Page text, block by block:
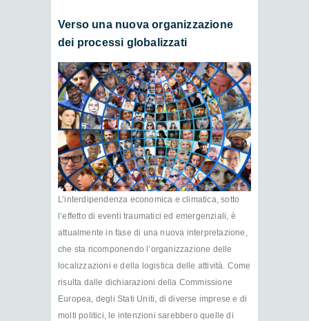
Verso una nuova organizzazione
dei processi globalizzati
L’interdipendenza economica e climatica, sotto
l’effetto di eventi traumatici ed emergenziali, è
attualmente in fase di una nuova interpretazione,
che sta ricomponendo l’organizzazione delle
localizzazioni e della logistica delle attività. Come
risulta dalle dichiarazioni della Commissione
Europea, degli Stati Uniti, di diverse imprese e di
molti politici, le intenzioni sarebbero quelle di